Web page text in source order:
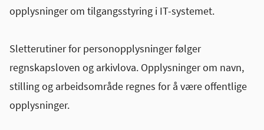
opplysninger om tilgangsstyring i IT-systemet.
Sletterutiner for personopplysninger følger
regnskapsloven og arkivlova. Opplysninger om navn,
stilling og arbeidsområde regnes for å være offentlige
opplysninger.